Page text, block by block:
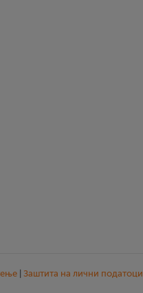
Заштита на лични податоци